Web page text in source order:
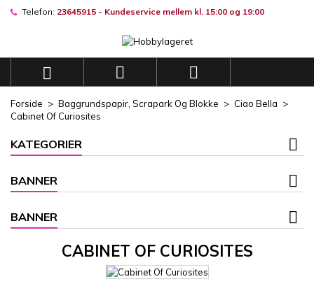
Telefon: 23645915 - Kundeservice mellem kl. 15:00 og 19:00
  
Forside Baggrundspapir, Scrapark Og Blokke
Ciao Bella
Cabinet Of Curiosites
KATEGORIER
BANNER
BANNER
CABINET OF CURIOSITES
((confirmMessage))
((cancelText)) ((modalDeleteText))
((label))
Du skal være logget på for at gemme produkter på din
ønskeliste.